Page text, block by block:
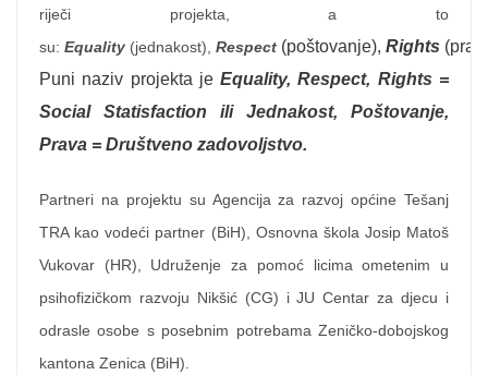
riječi projekta, a to
su: Equality (jednakost), Respect (poštovanje), Rights
Puni naziv projekta jeEquality, Respect, Rights =
Social Statisfaction ili Jednakost, Poštovanje,
Prava = Društveno zadovoljstvo.
Partneri na projektu su Agencija za razvoj općine Tešanj
TRA kao vodeći partner (BiH), Osnovna škola Josip Matoš
Vukovar (HR), Udruženje za pomoć licima ometenim u
psihofizičkom razvoju Nikšić (CG) i JU Centar za djecu i
odrasle osobe s posebnim potrebama Zeničko-dobojskog
kantona Zenica (BiH).